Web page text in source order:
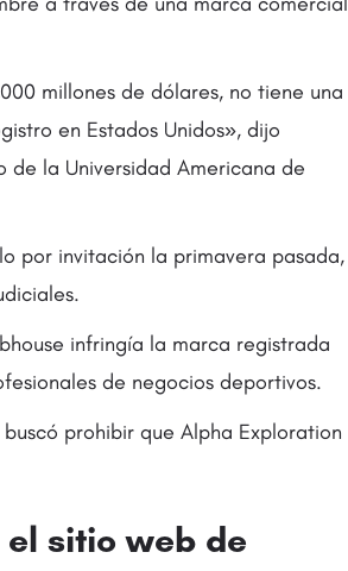
millones de dólares, no tiene una
en Estados Unidos», dijo
la Universidad Americana de
por invitación la primavera pasada,
infringía la marca registrada
de negocios deportivos.
prohibir que Alpha Exploration
sitio web de